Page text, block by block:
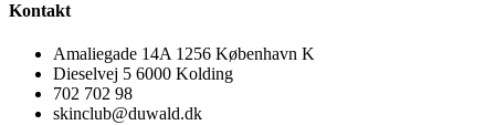
Kontakt
Amaliegade 14A 1256 København K
Dieselvej 5 6000 Kolding
702 702 98
skinclub@duwald.dk